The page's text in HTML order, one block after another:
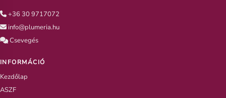
+36 30 9717072
info@plumeria.hu
Csevegés
INFORMÁCIÓ
Kezdőlap
ASZF